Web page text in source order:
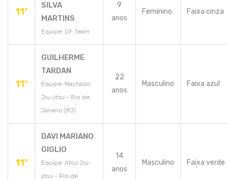
11º
SILVA
MARTINS
Equipe: GF Team
9
anos
Feminino Faixa cinza
11º
GUILHERME
TARDAN
Equipe: Machado
Jiu-jitsu - Rio de
Janeiro (RJ)
22
anos
Masculino Faixa azul
11º
DAVI MARIANO
GIGLIO
Equipe: Atos Jiu-
jitsu - Rio de
14
anos
Masculino Faixa verde